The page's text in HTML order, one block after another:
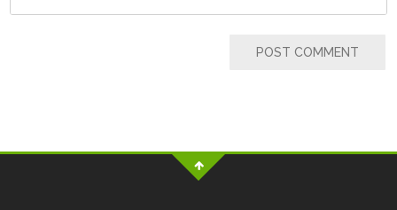
POST COMMENT